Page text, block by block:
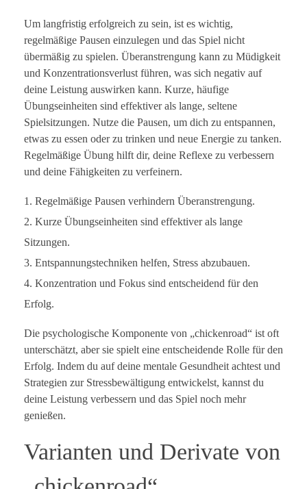
Um langfristig erfolgreich zu sein, ist es wichtig,
regelmäßige Pausen einzulegen und das Spiel nicht
übermäßig zu spielen. Überanstrengung kann zu Müdigkeit
und Konzentrationsverlust führen, was sich negativ auf
deine Leistung auswirken kann. Kurze, häufige
Übungseinheiten sind effektiver als lange, seltene
Spielsitzungen. Nutze die Pausen, um dich zu entspannen,
etwas zu essen oder zu trinken und neue Energie zu tanken.
Regelmäßige Übung hilft dir, deine Reflexe zu verbessern
und deine Fähigkeiten zu verfeinern.
Regelmäßige Pausen verhindern Überanstrengung.
Kurze Übungseinheiten sind effektiver als lange
Sitzungen.
Entspannungstechniken helfen, Stress abzubauen.
Konzentration und Fokus sind entscheidend für den
Erfolg.
Die psychologische Komponente von „chickenroad“ ist oft
unterschätzt, aber sie spielt eine entscheidende Rolle für den
Erfolg. Indem du auf deine mentale Gesundheit achtest und
Strategien zur Stressbewältigung entwickelst, kannst du
deine Leistung verbessern und das Spiel noch mehr
genießen.
Varianten und Derivate von